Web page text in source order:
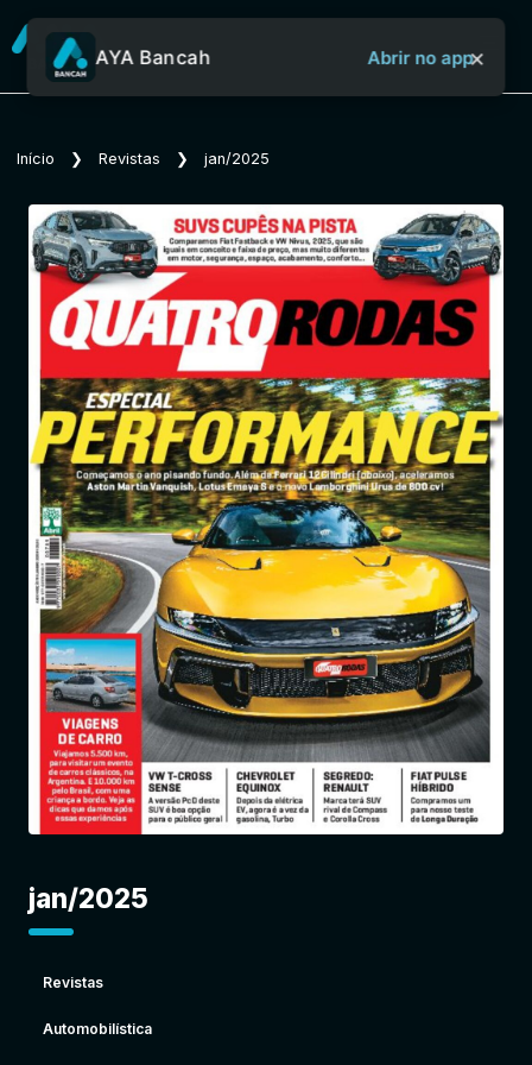
Sobre o Aya Bancah
Início
Revistas
Jornais
Notícias
Entrar
AYA Bancah Abrir no app×
Início ❯ Revistas ❯ jan/2025
jan/2025
Revistas
Automobilística